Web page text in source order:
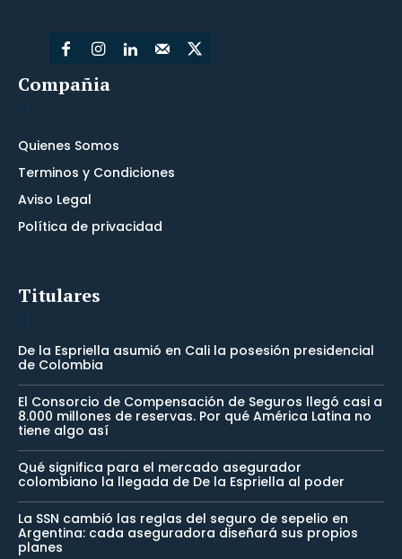
Compañia
Quienes Somos
Terminos y Condiciones
Aviso Legal
Política de privacidad
Titulares
De la Espriella asumió en Cali la posesión presidencial
de Colombia
El Consorcio de Compensación de Seguros llegó casi a
8.000 millones de reservas. Por qué América Latina no
tiene algo así
Qué significa para el mercado asegurador
colombiano la llegada de De la Espriella al poder
La SSN cambió las reglas del seguro de sepelio en
Argentina: cada aseguradora diseñará sus propios
planes